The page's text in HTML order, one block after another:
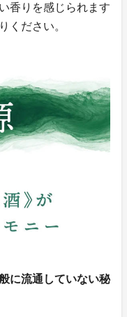
香りを感じられます
ください。
に流通していない秘